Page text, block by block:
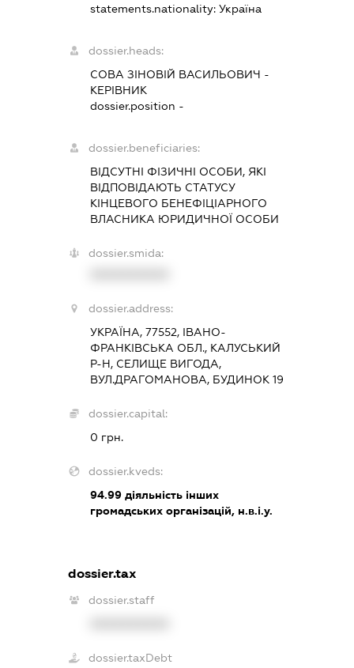
statements.nationality: Україна
dossier.heads:
СОВА ЗІНОВІЙ ВАСИЛЬОВИЧ -
КЕРІВНИК
dossier.position -
dossier.beneficiaries:
ВІДСУТНІ ФІЗИЧНІ ОСОБИ, ЯКІ
ВІДПОВІДАЮТЬ СТАТУСУ
КІНЦЕВОГО БЕНЕФІЦІАРНОГО
ВЛАСНИКА ЮРИДИЧНОЇ ОСОБИ
dossier.smida:
dossier.address:
УКРАЇНА, 77552, ІВАНО-
ФРАНКІВСЬКА ОБЛ., КАЛУСЬКИЙ
Р-Н, СЕЛИЩЕ ВИГОДА,
ВУЛ.ДРАГОМАНОВА, БУДИНОК 19
dossier.capital:
0 грн.
dossier.kveds:
94.99діяльність інших
громадських організацій, н.в.і.у.
dossier.tax
dossier.staff
dossier.taxDebt